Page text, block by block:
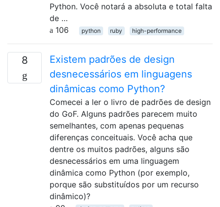
Python. Você notará a absoluta e total falta
de …
106
python ruby high-performance
8
Existem padrões de design
desnecessários em linguagens
dinâmicas como Python?
Comecei a ler o livro de padrões de design
do GoF. Alguns padrões parecem muito
semelhantes, com apenas pequenas
diferenças conceituais. Você acha que
dentre os muitos padrões, alguns são
desnecessários em uma linguagem
dinâmica como Python (por exemplo,
porque são substituídos por um recurso
dinâmico)?